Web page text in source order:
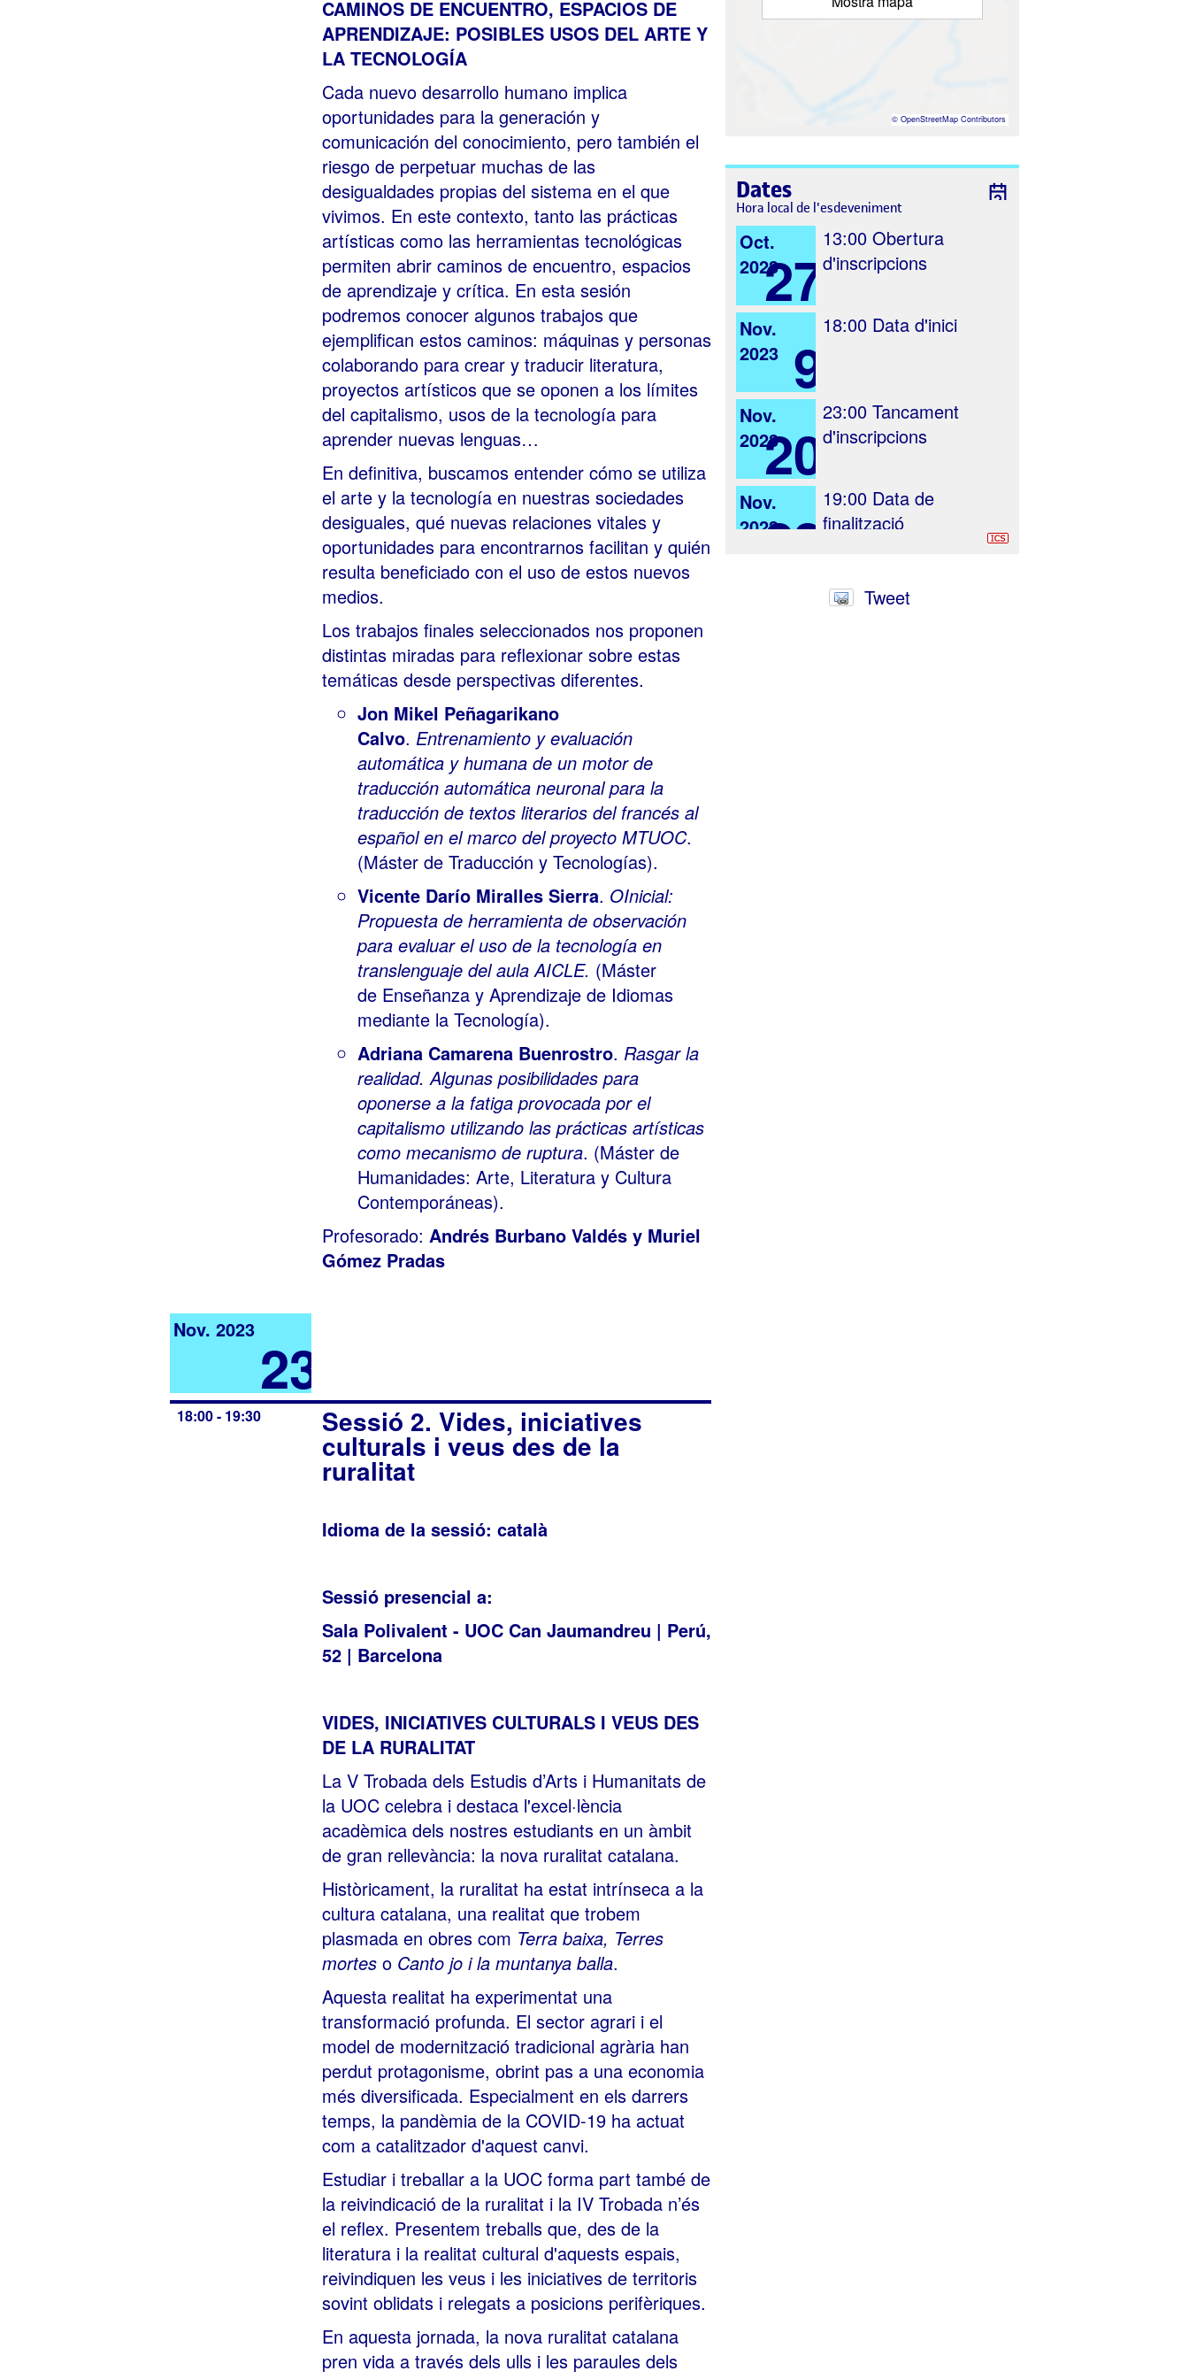
CAMINOS DE ENCUENTRO, ESPACIOS DE
APRENDIZAJE: POSIBLES USOS DEL ARTE Y
LA TECNOLOGÍA
Cada nuevo desarrollo humano implica
oportunidades para la generación y
comunicación del conocimiento, pero también el
riesgo de perpetuar muchas de las
desigualdades propias del sistema en el que
vivimos. En este contexto, tanto las prácticas
artísticas como las herramientas tecnológicas
permiten abrir caminos de encuentro, espacios
de aprendizaje y crítica. En esta sesión
podremos conocer algunos trabajos que
ejemplifican estos caminos: máquinas y personas
colaborando para crear y traducir literatura,
proyectos artísticos que se oponen a los límites
del capitalismo, usos de la tecnología para
aprender nuevas lenguas…
En definitiva, buscamos entender cómo se utiliza
el arte y la tecnología en nuestras sociedades
desiguales, qué nuevas relaciones vitales y
oportunidades para encontrarnos facilitan y quién
resulta beneficiado con el uso de estos nuevos
medios.
Los trabajos finales seleccionados nos proponen
distintas miradas para reflexionar sobre estas
temáticas desde perspectivas diferentes.
Jon Mikel Peñagarikano
Calvo. Entrenamiento y evaluación
automática y humana de un motor de
traducción automática neuronal para la
traducción de textos literarios del francés al
español en el marco del proyecto MTUOC.
(Máster de Traducción y Tecnologías).
Vicente Darío Miralles Sierra. OInicial:
Propuesta de herramienta de observación
para evaluar el uso de la tecnología en
translenguaje del aula AICLE. (Máster
de Enseñanza y Aprendizaje de Idiomas
mediante la Tecnología).
Adriana Camarena Buenrostro. Rasgar la
realidad. Algunas posibilidades para
oponerse a la fatiga provocada por el
capitalismo utilizando las prácticas artísticas
como mecanismo de ruptura. (Máster de
Humanidades: Arte, Literatura y Cultura
Contemporáneas).
Profesorado: Andrés Burbano Valdés y Muriel
Gómez Pradas
Nov. 2023 23
18:00 - 19:30 Sessió 2. Vides, iniciatives
culturals i veus des de la
ruralitat
Idioma de la sessió: català
Sessió presencial a:
Sala Polivalent - UOC Can Jaumandreu | Perú,
52 | Barcelona
VIDES, INICIATIVES CULTURALS I VEUS DES
DE LA RURALITAT
La V Trobada dels Estudis d’Arts i Humanitats de
la UOC celebra i destaca l'excel·lència
acadèmica dels nostres estudiants en un àmbit
de gran rellevància: la nova ruralitat catalana.
Històricament, la ruralitat ha estat intrínseca a la
cultura catalana, una realitat que trobem
plasmada en obres com Terra baixa, Terres
mortes o Canto jo i la muntanya balla.
Aquesta realitat ha experimentat una
transformació profunda. El sector agrari i el
model de modernització tradicional agrària han
perdut protagonisme, obrint pas a una economia
més diversificada. Especialment en els darrers
temps, la pandèmia de la COVID-19 ha actuat
com a catalitzador d'aquest canvi.
Estudiar i treballar a la UOC forma part també de
la reivindicació de la ruralitat i la IV Trobada n’és
el reflex. Presentem treballs que, des de la
literatura i la realitat cultural d'aquests espais,
reivindiquen les veus i les iniciatives de territoris
sovint oblidats i relegats a posicions perifèriques.
En aquesta jornada, la nova ruralitat catalana
pren vida a través dels ulls i les paraules dels
© OpenStreetMap Contributors
Dates
Hora local de l'esdeveniment
Oct.
202327
13:00 Obertura
d'inscripcions
Nov.
2023
9
18:00 Data d'inici
Nov.
202320
23:00 Tancament
d'inscripcions
Nov.
202323
19:00 Data de
finalització
Tweet